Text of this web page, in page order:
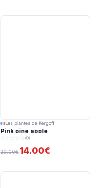
Les plantes de Kergoff
Pink pine apple
(0)
20.00€ 14.00€